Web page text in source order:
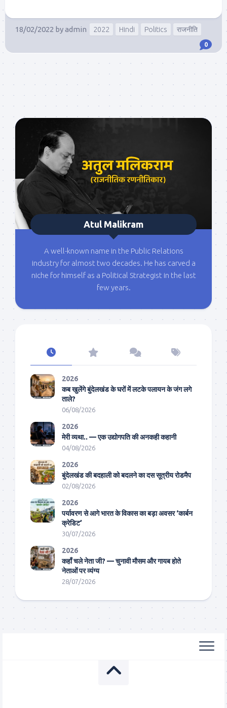
18/02/2022 byadmin 2022 Hindi Politics राजनीति
0
Atul Malikram
A well-known name in the Public Relations
industry for almost two decades. He has carved a
niche for himself as a Political Strategist in the last
few years.
2026
कब खुलेंगे बुंदेलखंड के घरों में लटके पलायन के जंग लगे
ताले?
06/08/2026
2026
मेरी व्यथा.. — एक उद्योगपति की अनकही कहानी
04/08/2026
2026
बुंदेलखंड की बदहाली को बदलने का दस सूत्रीय रोडमैप
02/08/2026
2026
पर्यावरण से आगे भारत के विकास का बड़ा अवसर ‘कार्बन
क्रेडिट’
30/07/2026
2026
कहाँ चले नेता जी? — चुनावी मौसम और गायब होते
नेताओं पर व्यंग्य
28/07/2026